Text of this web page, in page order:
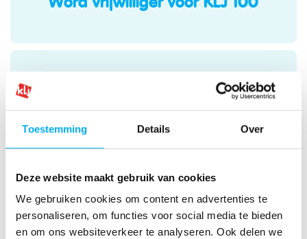
Toestemming Details Over
Deze website maakt gebruik van cookies
We gebruiken cookies om content en advertenties te
personaliseren, om functies voor social media te bieden
en om ons websiteverkeer te analyseren. Ook delen we
Ontdek het nationale KLJ 100-
Ontdek de regionale initiatieven
van KLJ 100